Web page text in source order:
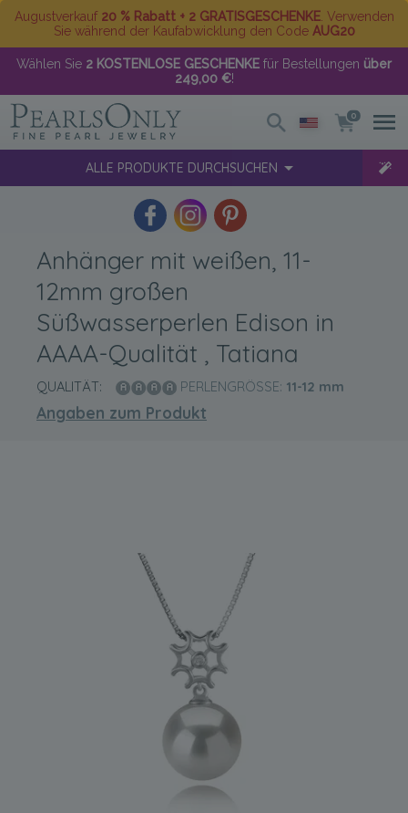
Augustverkauf 20 % Rabatt + 2 GRATISGESCHENKE. Verwenden
Sie während der Kaufabwicklung den Code AUG20
Wählen Sie 2 KOSTENLOSE GESCHENKE für Bestellungen über
249,00 €!
0
ALLE PRODUKTE DURCHSUCHEN
Anhänger mit weißen, 11-
12mm großen
Süßwasserperlen Edison in
AAAA-Qualität , Tatiana
QUALITÄT: PERLENGRÖSSE: 11-12 mm
Angaben zum Produkt